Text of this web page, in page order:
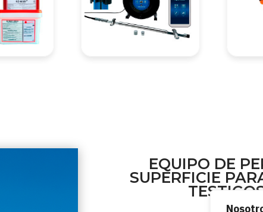
EQUIPO DE
SUPERFICIE